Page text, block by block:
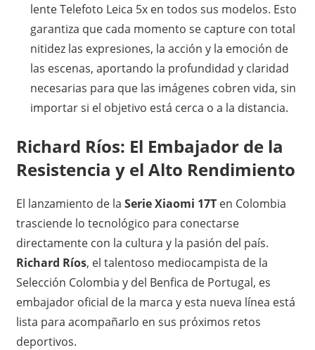
lente Telefoto Leica 5x en todos sus modelos. Esto
garantiza que cada momento se capture con total
nitidez las expresiones, la acción y la emoción de
las escenas, aportando la profundidad y claridad
necesarias para que las imágenes cobren vida, sin
importar si el objetivo está cerca o a la distancia.
Richard Ríos: El Embajador de la
Resistencia y el Alto Rendimiento
El lanzamiento de la Serie Xiaomi 17Ten Colombia
trasciende lo tecnológico para conectarse
directamente con la cultura y la pasión del país.
Richard Ríos, el talentoso mediocampista de la
Selección Colombia y del Benfica de Portugal, es
embajador oficial de la marca y esta nueva línea está
lista para acompañarlo en sus próximos retos
deportivos.